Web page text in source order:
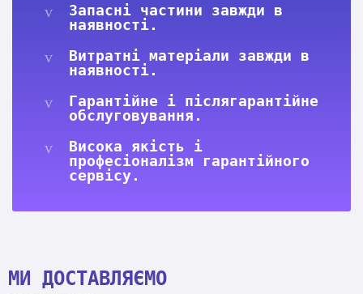
Запасні частини завжди в
наявності.
Витратні матеріали завжди в
наявності.
Гарантійне і післягарантійне
обслуговування.
Висока якість і
професіоналізм гарантійного
сервісу.
МИ ДОСТАВЛЯЄМО